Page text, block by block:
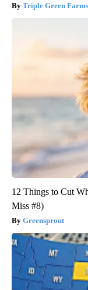
Triple Green Farms
12 Things to Cut
Miss #8)
Greensprout